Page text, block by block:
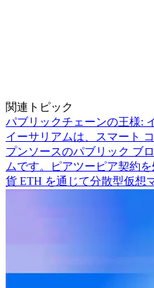
関連トピック
パブリックチェーンの王様:
イーサリアムは、スマート
プンソースのパブリック ブ
ムです。ピアツーピア契約
貨 ETH を通じて分散型仮想